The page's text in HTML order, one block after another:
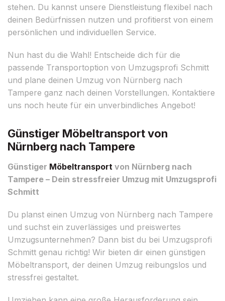
stehen. Du kannst unsere Dienstleistung flexibel nach
deinen Bedürfnissen nutzen und profitierst von einem
persönlichen und individuellen Service.
Nun hast du die Wahl! Entscheide dich für die
passende Transportoption von Umzugsprofi Schmitt
und plane deinen Umzug von Nürnberg nach
Tampere ganz nach deinen Vorstellungen. Kontaktiere
uns noch heute für ein unverbindliches Angebot!
Günstiger Möbeltransport von
Nürnberg nach Tampere
Günstiger Möbeltransport von Nürnberg nach
Tampere – Dein stressfreier Umzug mit Umzugsprofi
Schmitt
Du planst einen Umzug von Nürnberg nach Tampere
und suchst ein zuverlässiges und preiswertes
Umzugsunternehmen? Dann bist du bei Umzugsprofi
Schmitt genau richtig! Wir bieten dir einen günstigen
Möbeltransport, der deinen Umzug reibungslos und
stressfrei gestaltet.